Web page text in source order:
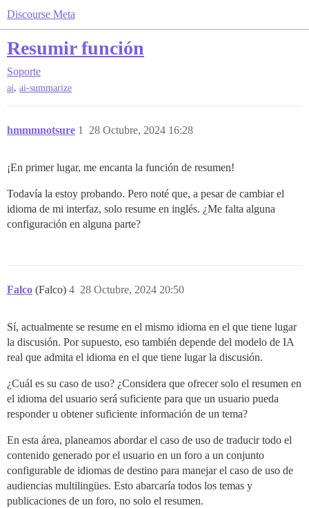
Discourse Meta
Resumir función
Soporte
ai, ai-summarize
hmmmnotsure 28 Octubre, 2024 16:28
1
¡En primer lugar, me encanta la función de resumen!
Todavía la estoy probando. Pero noté que, a pesar de cambiar el
idioma de mi interfaz, solo resume en inglés. ¿Me falta alguna
configuración en alguna parte?
Falco (Falco) 28 Octubre, 2024 20:50
4
Sí, actualmente se resume en el mismo idioma en el que tiene lugar
la discusión. Por supuesto, eso también depende del modelo de IA
real que admita el idioma en el que tiene lugar la discusión.
¿Cuál es su caso de uso? ¿Considera que ofrecer solo el resumen en
el idioma del usuario será suficiente para que un usuario pueda
responder u obtener suficiente información de un tema?
En esta área, planeamos abordar el caso de uso de traducir todo el
contenido generado por el usuario en un foro a un conjunto
configurable de idiomas de destino para manejar el caso de uso de
audiencias multilingües. Esto abarcaría todos los temas y
publicaciones de un foro, no solo el resumen.